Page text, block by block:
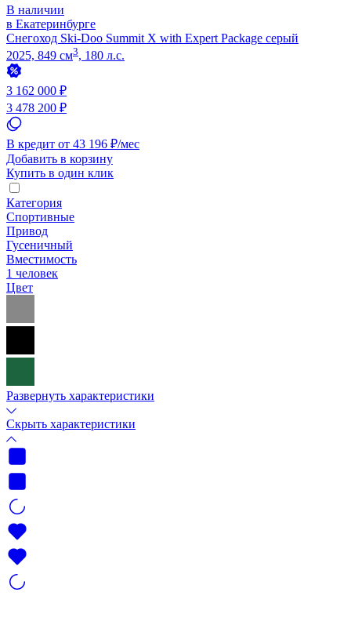
В наличии
в Екатеринбурге
Снегоход Ski-Doo Summit X with Expert Package серый
2025, 849 см3, 180 л.с.
3 162 000 ₽
3 478 200 ₽
В кредит от 43 196 ₽/мес
Добавить в корзину
Купить в один клик
Категория
Спортивные
Привод
Гусеничный
Вместимость
1 человек
Цвет
Развернуть характеристики
Скрыть характеристики